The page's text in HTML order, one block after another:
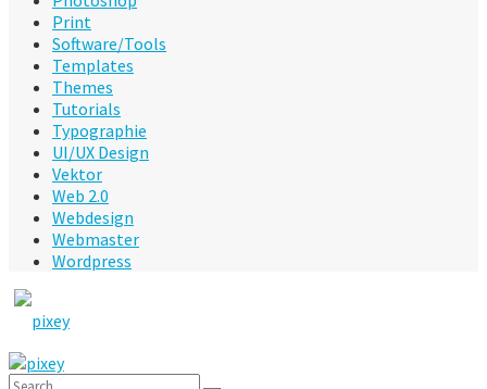
Print
Software/Tools
Templates
Themes
Tutorials
Typographie
UI/UX Design
Vektor
Web 2.0
Webdesign
Webmaster
Wordpress